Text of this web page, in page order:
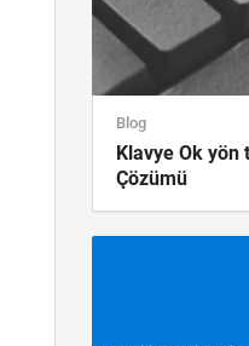
Blog
Klavye Ok yön
Çözümü